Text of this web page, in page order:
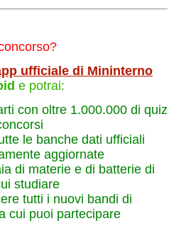
ufficiale di Mininterno
e potrai:
con oltre 1.000.000 di quiz
le banche dati ufficiali
aggiornate
di materie e di batterie di
studiare
tutti i nuovi bandi di
cui puoi partecipare